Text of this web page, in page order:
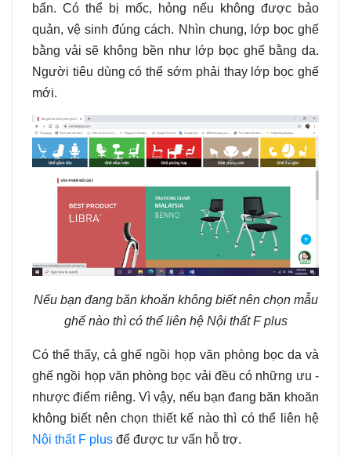
bẩn. Có thể bị mốc, hỏng nếu không được bảo
quản, vệ sinh đúng cách. Nhìn chung, lớp bọc ghế
bằng vải sẽ không bền như lớp bọc ghế bằng da.
Người tiêu dùng có thể sớm phải thay lớp bọc ghế
mới.
Nếu bạn đang băn khoăn không biết nên chọn mẫu
ghế nào thì có thểliên hệ Nội thất F plus
Có thể thấy, cả ghế ngồi họp văn phòng bọc da và
ghế ngồi họp văn phòng bọc vải đều có những ưu -
nhược điểm riêng. Vì vậy, nếu bạn đang băn khoăn
không biết nên chọn thiết kế nào thì có thể
liên hệ
Nội thất F plus để được tư vấn hỗ trợ.